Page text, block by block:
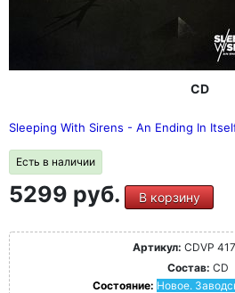
CD
Sleeping With Sirens - An Ending In
Есть в наличии
5299 руб. В корзину
Артикул: CDVP
Состав: CD
Состояние: Новое.